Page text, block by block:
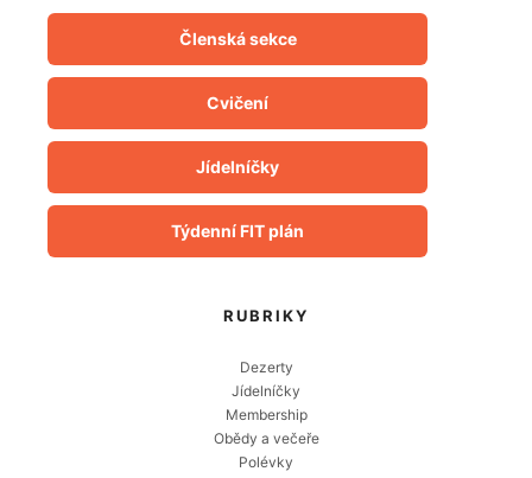
Členská sekce
Cvičení
Jídelníčky
Týdenní FIT plán
RUBRIKY
Dezerty
Jídelníčky
Membership
Obědy a večeře
Polévky